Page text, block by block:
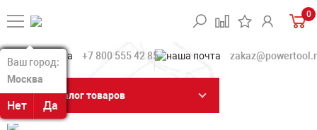
Ваш город:
Москва
Нет Да
Ваш город:
Москва
Нет Да
0
+7 800 555 42 85
Каталог товаров